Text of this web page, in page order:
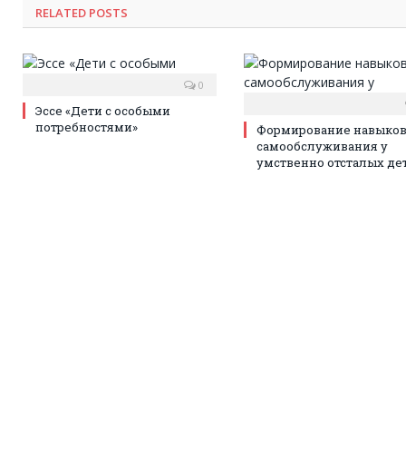
RELATED POSTS
0
Эссе «Дети с особыми
потребностями»
Формирование навыков
самообслуживания у
умственно отсталых